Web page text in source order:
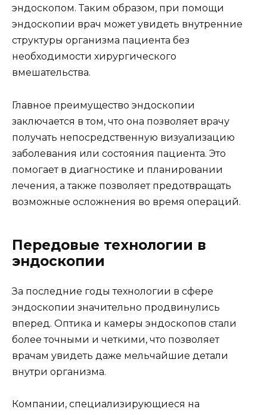
эндоскопом. Таким образом, при помощи
эндоскопии врач может увидеть внутренние
структуры организма пациента без
необходимости хирургического
вмешательства.
Главное преимущество эндоскопии
заключается в том, что она позволяет врачу
получать непосредственную визуализацию
заболевания или состояния пациента. Это
помогает в диагностике и планировании
лечения, а также позволяет предотвращать
возможные осложнения во время операций.
Передовые технологии в
эндоскопии
За последние годы технологии в сфере
эндоскопии значительно продвинулись
вперед. Оптика и камеры эндоскопов стали
более точными и четкими, что позволяет
врачам увидеть даже мельчайшие детали
внутри организма.
Компании, специализирующиеся на